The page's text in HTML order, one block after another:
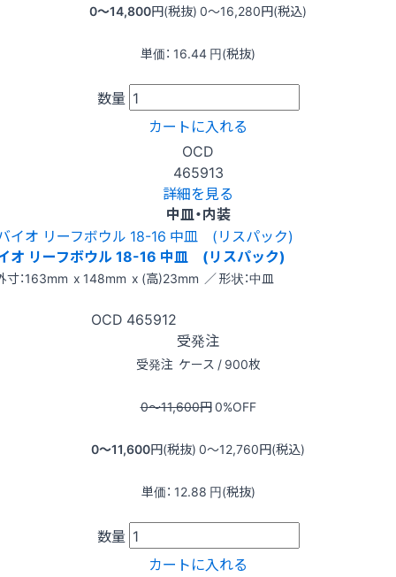
0〜14,800円(税抜) 0〜16,280円(税込)
単価： 16.44 円(税抜)
数量
カートに入れる
OCD
465913
詳細を見る
中皿・内装
オ リーフボウル 18-16 中皿 (リスパック)
寸：163mm x 148mm x (高)23mm ／ 形状：中皿
OCD 465912
受発注
受発注 ケース / 900枚
0〜11,600円0%OFF
0〜11,600円(税抜) 0〜12,760円(税込)
単価： 12.88 円(税抜)
数量
カートに入れる